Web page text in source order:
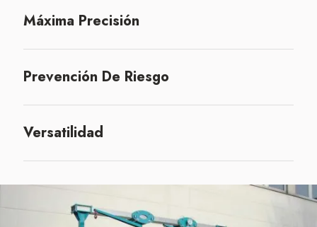
Máxima Precisión
Prevención De Riesgo
Versatilidad